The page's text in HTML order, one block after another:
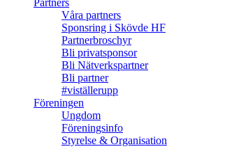
Partners
Våra partners
Sponsring i Skövde HF
Partnerbroschyr
Bli privatsponsor
Bli Nätverkspartner
Bli partner
#viställerupp
Föreningen
Ungdom
Föreningsinfo
Styrelse & Organisation